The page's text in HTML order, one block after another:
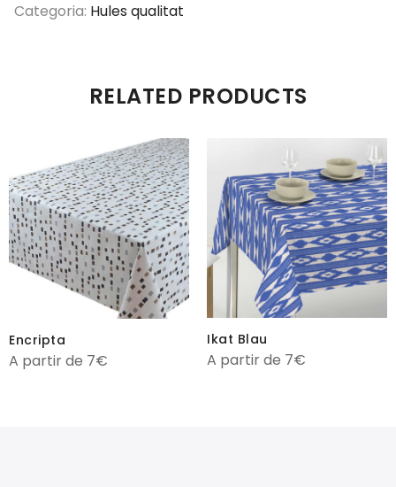
Categoria: Hules qualitat
RELATED PRODUCTS
Encripta
A partir de 7€
Ikat Blau
A partir de 7€